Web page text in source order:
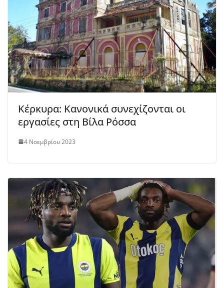
Κέρκυρα: Κανονικά συνεχίζονται οι
εργασίες στη Βίλα Ρόσσα
4 Νοεμβρίου 2023